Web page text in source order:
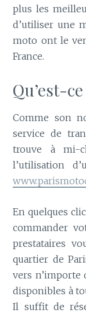
plus les
d’utiliser une
moto ont le
France.
Qu’est-
Comme son
service de
trouve à mi-
l’utilisation
En quelques
commander
prestataires
quartier de
vers n’importe
disponibles à
Il suffit de